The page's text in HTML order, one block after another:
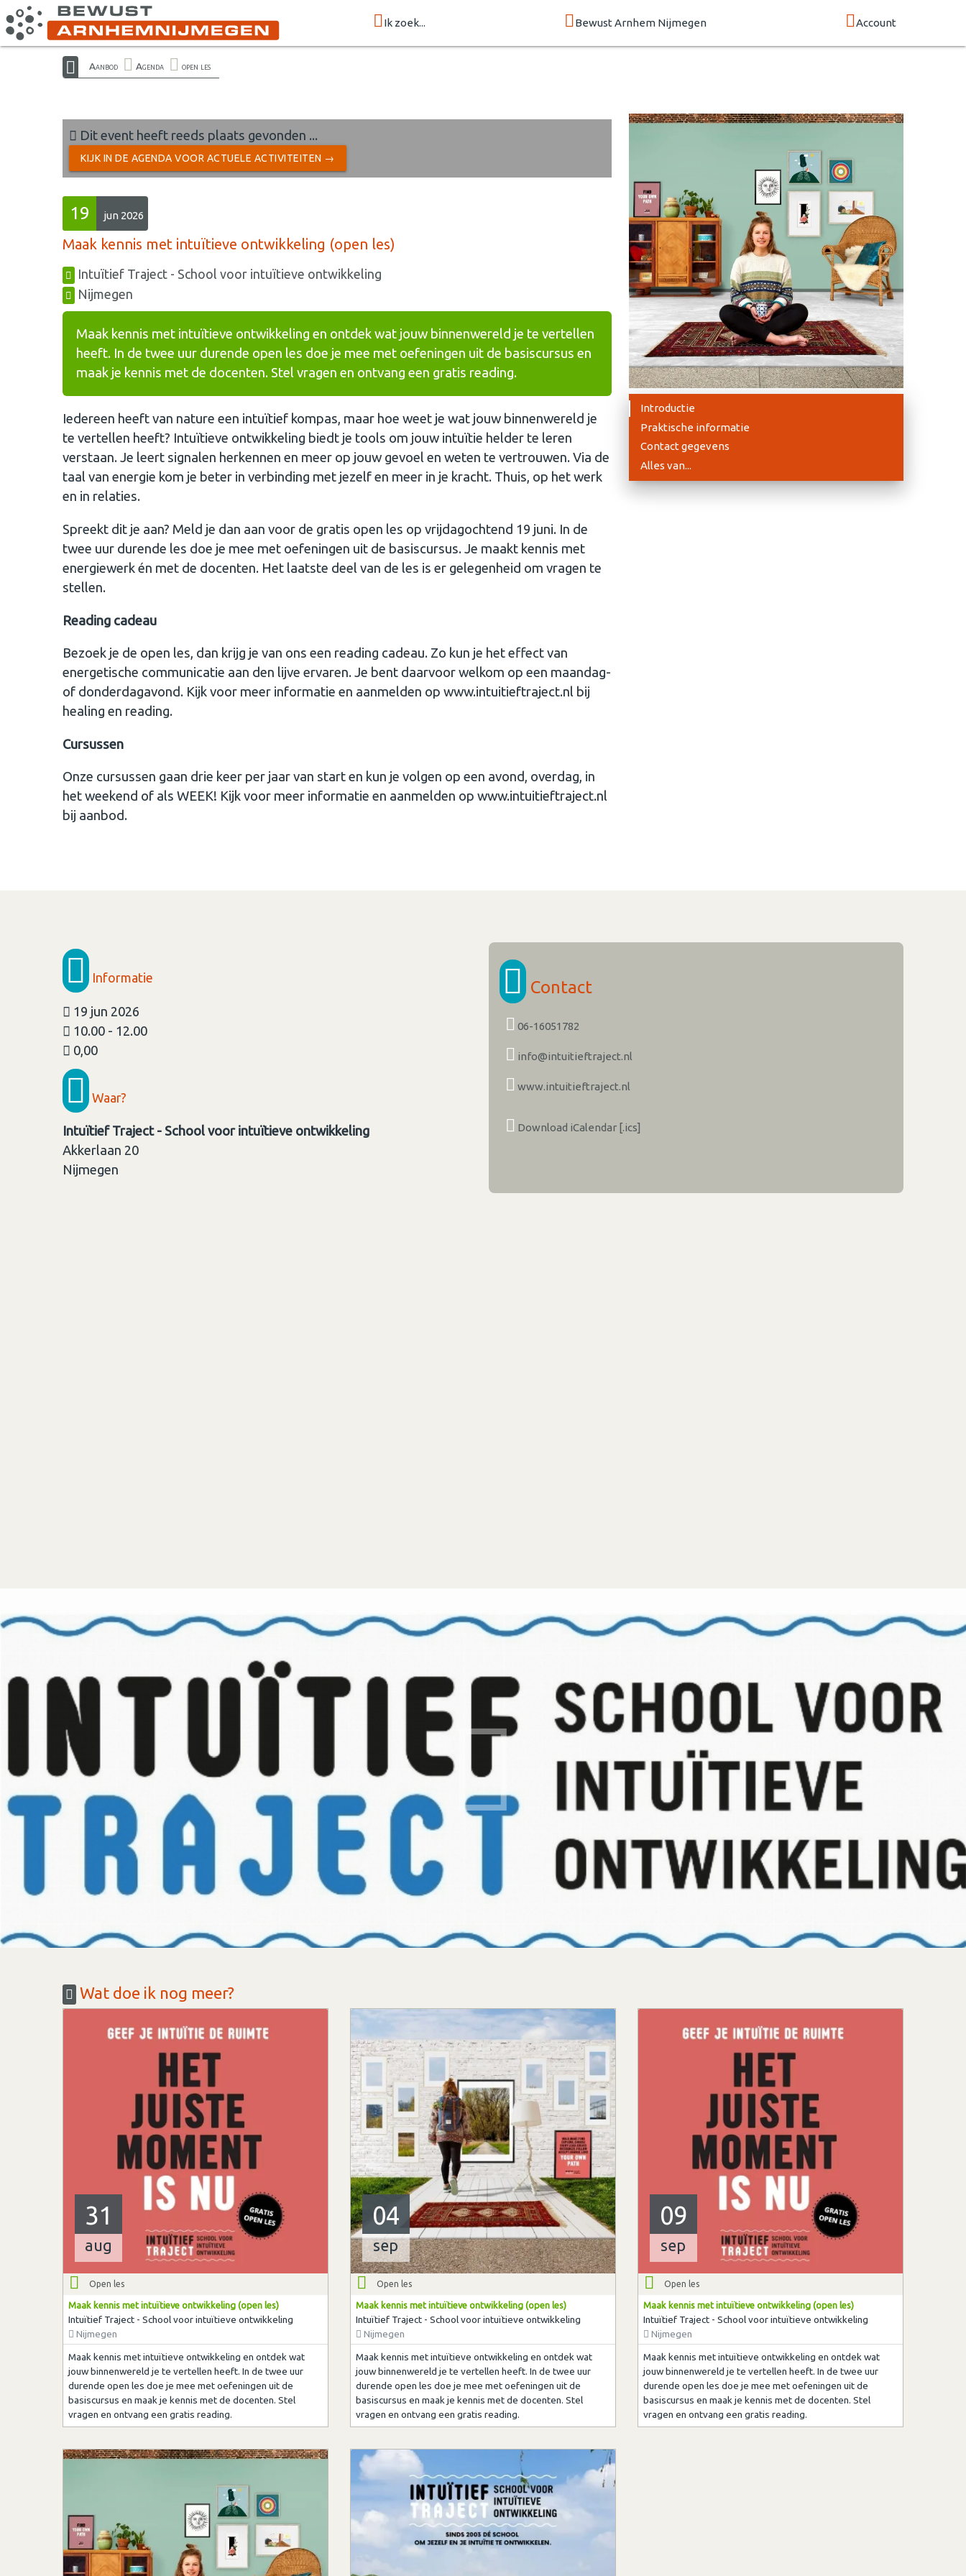
Ik zoek... Bewust Arnhem Nijmegen Account
Aanbod Agenda open les
Dit event heeft reeds plaats gevonden ...
KIJK IN DE AGENDA VOOR ACTUELE ACTIVITEITEN →
19 jun 2026
Maak kennis met intuïtieve ontwikkeling (open les)
Intuïtief Traject - School voor intuïtieve ontwikkeling
Nijmegen
Maak kennis met intuïtieve ontwikkeling en ontdek wat jouw binnenwereld je te vertellen
heeft. In de twee uur durende open les doe je mee met oefeningen uit de basiscursus en
maak je kennis met de docenten. Stel vragen en ontvang een gratis reading.
Iedereen heeft van nature een intuïtief kompas, maar hoe weet je wat jouw binnenwereld je
te vertellen heeft? Intuïtieve ontwikkeling biedt je tools om jouw intuïtie helder te leren
verstaan. Je leert signalen herkennen en meer op jouw gevoel en weten te vertrouwen. Via de
taal van energie kom je beter in verbinding met jezelf en meer in je kracht. Thuis, op het werk
en in relaties.
Spreekt dit je aan? Meld je dan aan voor de gratis open les op vrijdagochtend 19 juni. In de
twee uur durende les doe je mee met oefeningen uit de basiscursus. Je maakt kennis met
energiewerk én met de docenten. Het laatste deel van de les is er gelegenheid om vragen te
stellen.
​​Reading cadeau
Bezoek je de open les, dan krijg je van ons een reading cadeau. Zo kun je het effect van
energetische communicatie aan den lijve ervaren. Je bent daarvoor welkom op een maandag-
of donderdagavond. Kijk voor meer informatie en aanmelden op www.intuitieftraject.nl bij
healing en reading.
Cursussen
Onze cursussen gaan drie keer per jaar van start en kun je volgen op een avond, overdag, in
het weekend of als WEEK! Kijk voor meer informatie en aanmelden op www.intuitieftraject.nl
bij aanbod.
Introductie
Praktische informatie
Contact gegevens
Alles van...
Informatie
19 jun 2026
10.00 - 12.00
0,00
Waar?
Intuïtief Traject - School voor intuïtieve ontwikkeling
Akkerlaan 20
Nijmegen
Contact
06-16051782
info@intuitieftraject.nl
www.intuitieftraject.nl
Download iCalendar [.ics]
Wat doe ik nog meer?
31
aug
Open les
Maak kennis met intuïtieve ontwikkeling (open les)
Intuïtief Traject - School voor intuïtieve ontwikkeling
Nijmegen
Maak kennis met intuïtieve ontwikkeling en ontdek wat
jouw binnenwereld je te vertellen heeft. In de twee uur
durende open les doe je mee met oefeningen uit de
basiscursus en maak je kennis met de docenten. Stel
vragen en ontvang een gratis reading.
04
sep
Open les
Maak kennis met intuïtieve ontwikkeling (open les)
Intuïtief Traject - School voor intuïtieve ontwikkeling
Nijmegen
Maak kennis met intuïtieve ontwikkeling en ontdek wat
jouw binnenwereld je te vertellen heeft. In de twee uur
durende open les doe je mee met oefeningen uit de
basiscursus en maak je kennis met de docenten. Stel
vragen en ontvang een gratis reading.
09
sep
Open les
Maak kennis met intuïtieve ontwikkeling (open les)
Intuïtief Traject - School voor intuïtieve ontwikkeling
Nijmegen
Maak kennis met intuïtieve ontwikkeling en ontdek wat
jouw binnenwereld je te vertellen heeft. In de twee uur
durende open les doe je mee met oefeningen uit de
basiscursus en maak je kennis met de docenten. Stel
vragen en ontvang een gratis reading.